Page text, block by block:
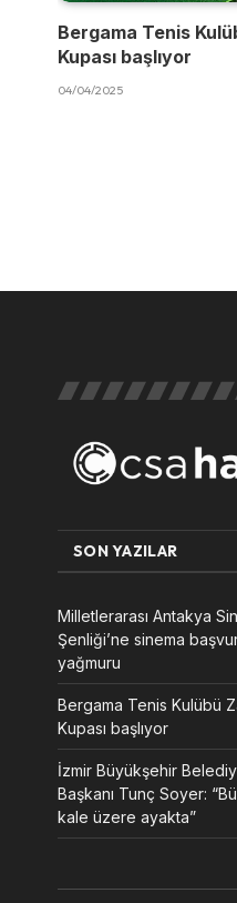
Bergama Tenis
Kupası başlıyor
04/04/2025
SON YAZILAR
Milletlerarası Antakya
Şenliği’ne sinema
yağmuru
Bergama Tenis Kulübü
Kupası başlıyor
İzmir Büyükşehir
Başkanı Tunç Soyer:
kale üzere ayakta”